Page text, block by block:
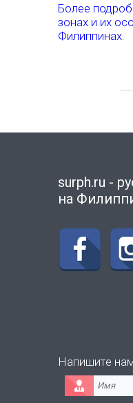
Более
зонах и их
Филиппинах
surph.ru -
на
Напишите